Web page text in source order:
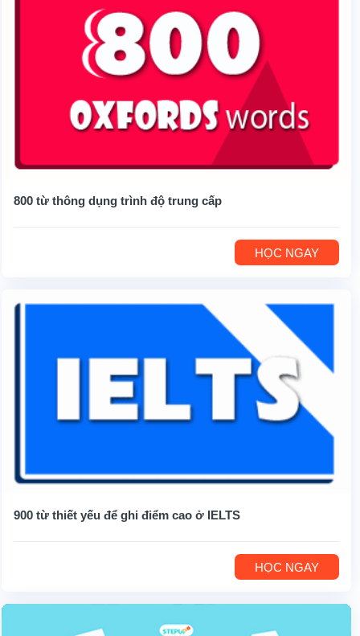
800 từ thông dụng trình độ trung cấp
HỌC NGAY
900 từ thiết yếu để ghi điểm cao ở IELTS
HỌC NGAY